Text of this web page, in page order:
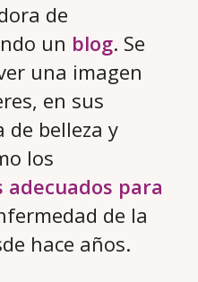
de
un blog. Se
una imagen
en sus
de belleza y
los
para
de la
hace años.